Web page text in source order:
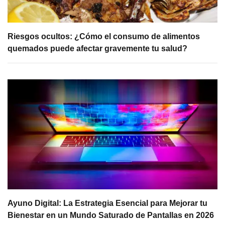
Riesgos ocultos: ¿Cómo el consumo de alimentos
quemados puede afectar gravemente tu salud?
Ayuno Digital: La Estrategia Esencial para Mejorar tu
Bienestar en un Mundo Saturado de Pantallas en 2026